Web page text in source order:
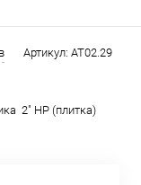
Артикул: AT02.29
2" НР (плитка)